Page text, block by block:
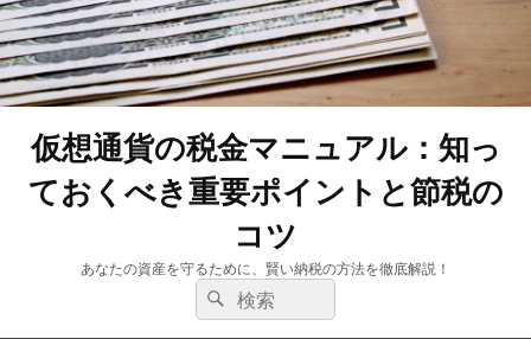
仮想通貨の税金マニュアル：知っ
ておくべき重要ポイントと節税の
コツ
あなたの資産を守るために、賢い納税の方法を徹底解説！
検
索:
検
索